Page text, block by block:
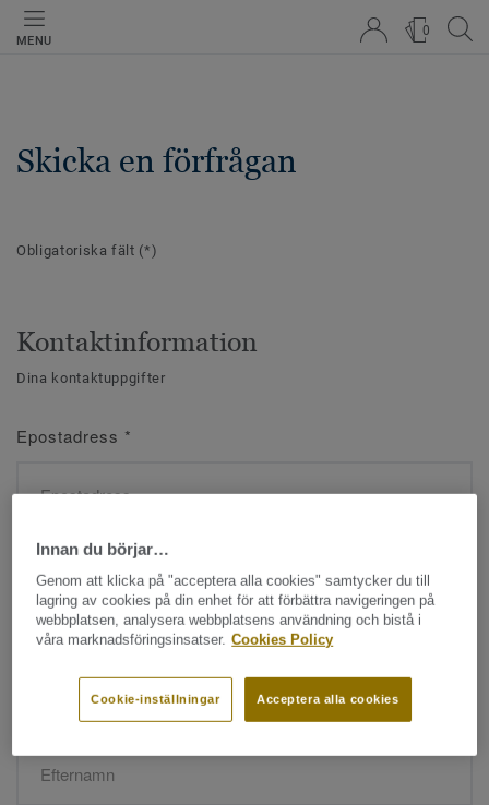
MENU
0
Skicka en förfrågan
Obligatoriska fält (*)
Kontaktinformation
Dina kontaktuppgifter
Epostadress *
Namn*
Efternamn*
Innan du börjar…
Genom att klicka på "acceptera alla cookies" samtycker du till
lagring av cookies på din enhet för att förbättra navigeringen på
webbplatsen, analysera webbplatsens användning och bistå i
våra marknadsföringsinsatser. Cookies Policy
Acceptera alla cookies
Cookie-inställningar